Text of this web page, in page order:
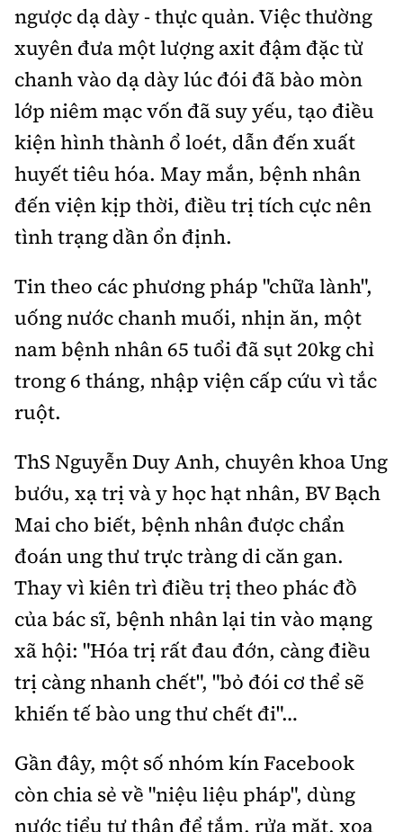
ngược dạ dày - thực quản. Việc thường
xuyên đưa một lượng axit đậm đặc từ
chanh vào dạ dày lúc đói đã bào mòn
lớp niêm mạc vốn đã suy yếu, tạo điều
kiện hình thành ổ loét, dẫn đến xuất
huyết tiêu hóa. May mắn, bệnh nhân
đến viện kịp thời, điều trị tích cực nên
tình trạng dần ổn định.
Tin theo các phương pháp "chữa lành",
uống nước chanh muối, nhịn ăn, một
nam bệnh nhân 65 tuổi đã sụt 20kg chỉ
trong 6 tháng, nhập viện cấp cứu vì tắc
ruột.
ThS Nguyễn Duy Anh, chuyên khoa Ung
bướu, xạ trị và y học hạt nhân, BV Bạch
Mai cho biết, bệnh nhân được chẩn
đoán ung thư trực tràng di căn gan.
Thay vì kiên trì điều trị theo phác đồ
của bác sĩ, bệnh nhân lại tin vào mạng
xã hội: "Hóa trị rất đau đớn, càng điều
trị càng nhanh chết", "bỏ đói cơ thể sẽ
khiến tế bào ung thư chết đi"…
Gần đây, một số nhóm kín Facebook
còn chia sẻ về "niệu liệu pháp", dùng
nước tiểu tự thân để tắm, rửa mặt, xoa